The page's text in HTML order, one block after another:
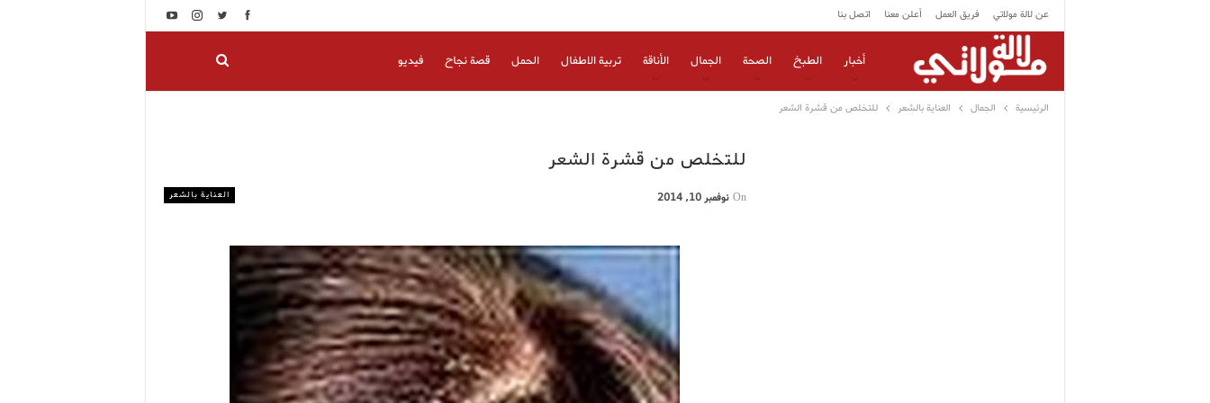
عن لالة مولاتي فريق العمل أعلن معنا اتصل بنا
أخبار الطبخ الصحة الجمال الأناقة تربية الاطفال الحمل قصة نجاح فيديو
الرئيسية الجمال العناية بالشعر للتخلص من قشرة الشعر
للتخلص من قشرة الشعر
العناية بالشعر On نوفمبر 10, 2014